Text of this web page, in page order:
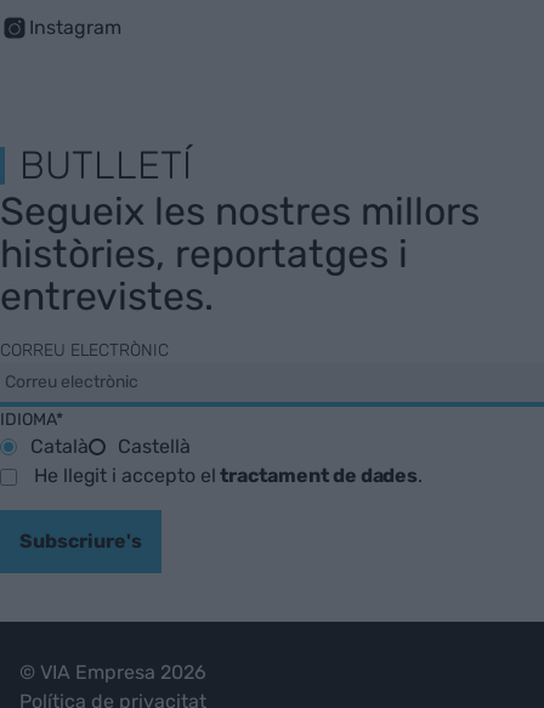
Instagram
BUTLLETÍ
Segueix les nostres millors
històries, reportatges i
entrevistes.
CORREU ELECTRÒNIC
IDIOMA*
Català
Castellà
He llegit i accepto eltractament de dades.
Subscriure's
© VIA Empresa 2026
Política de privacitat